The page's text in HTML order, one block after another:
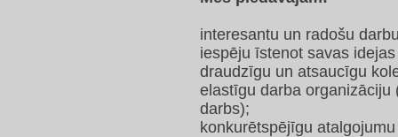
interesantu un radošu
iespēju īstenot savas
draudzīgu un atsaucīgu
elastīgu darba organizāciju
darbs);
konkurētspējīgu